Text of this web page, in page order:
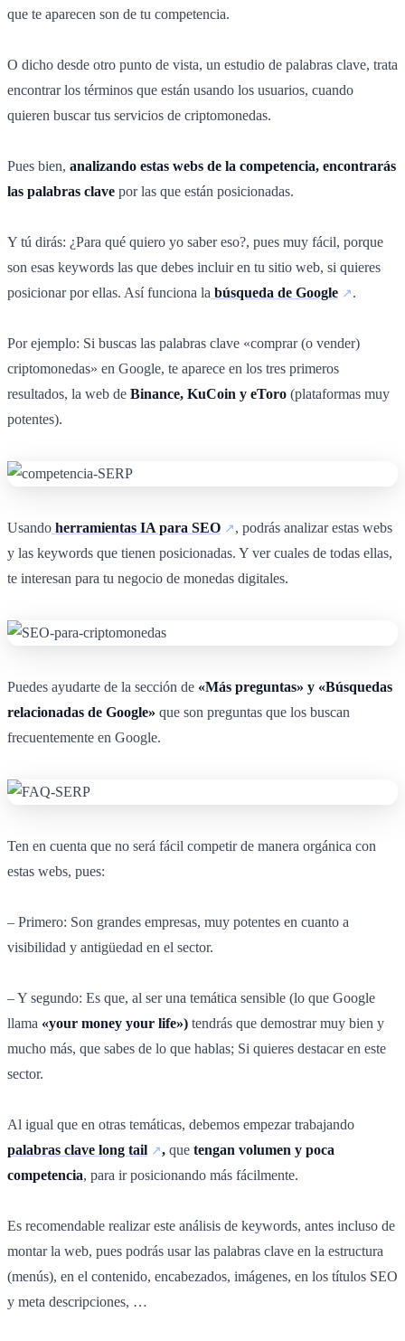
que te aparecen son de tu competencia.
O dicho desde otro punto de vista, un estudio de palabras clave, trata
encontrar los términos que están usando los usuarios, cuando
quieren buscar tus servicios de criptomonedas.
Pues bien, analizando estas webs de la competencia, encontrarás
las palabras clave por las que están posicionadas.
Y tú dirás: ¿Para qué quiero yo saber eso?, pues muy fácil, porque
son esas keywords las que debes incluir en tu sitio web, si quieres
posicionar por ellas. Así funciona la búsqueda de Google .
Por ejemplo: Si buscas las palabras clave «comprar (o vender)
criptomonedas» en Google, te aparece en los tres primeros
resultados, la web de Binance, KuCoin y eToro (plataformas muy
potentes).
Usando herramientas IA para SEO
, podrás analizar estas webs
y las keywords que tienen posicionadas. Y ver cuales de todas ellas,
te interesan para tu negocio de monedas digitales.
Puedes ayudarte de la sección de «Más preguntas» y «Búsquedas
relacionadas de Google» que son preguntas que los buscan
frecuentemente en Google.
Ten en cuenta que no será fácil competir de manera orgánica con
estas webs, pues:
– Primero: Son grandes empresas, muy potentes en cuanto a
visibilidad y antigüedad en el sector.
– Y segundo: Es que, al ser una temática sensible (lo que Google
llama «your money your life») tendrás que demostrar muy bien y
mucho más, que sabes de lo que hablas; Si quieres destacar en este
sector.
Al igual que en otras temáticas, debemos empezar trabajando
palabras clave long tail
, que tengan volumen y poca
competencia, para ir posicionando más fácilmente.
Es recomendable realizar este análisis de keywords, antes incluso de
montar la web, pues podrás usar las palabras clave en la estructura
(menús), en el contenido, encabezados, imágenes, en los títulos SEO
y meta descripciones, …